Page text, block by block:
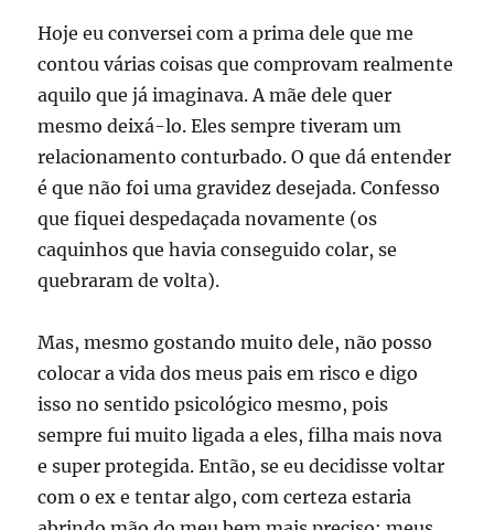
Hoje eu conversei com a prima dele que me
contou várias coisas que comprovam realmente
aquilo que já imaginava. A mãe dele quer
mesmo deixá-lo. Eles sempre tiveram um
relacionamento conturbado. O que dá entender
é que não foi uma gravidez desejada. Confesso
que fiquei despedaçada novamente (os
caquinhos que havia conseguido colar, se
quebraram de volta).
Mas, mesmo gostando muito dele, não posso
colocar a vida dos meus pais em risco e digo
isso no sentido psicológico mesmo, pois
sempre fui muito ligada a eles, filha mais nova
e super protegida. Então, se eu decidisse voltar
com o ex e tentar algo, com certeza estaria